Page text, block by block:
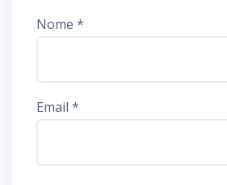
Nome *
Email *